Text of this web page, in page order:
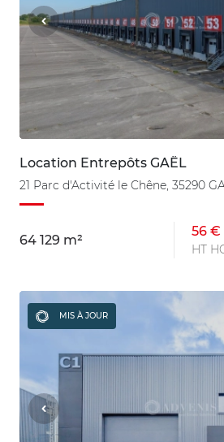
Location Entrepôts GAËL
21 Parc d'Activité le Chêne, 35290
64 129 m²
56 €
HT
MIS À JOUR